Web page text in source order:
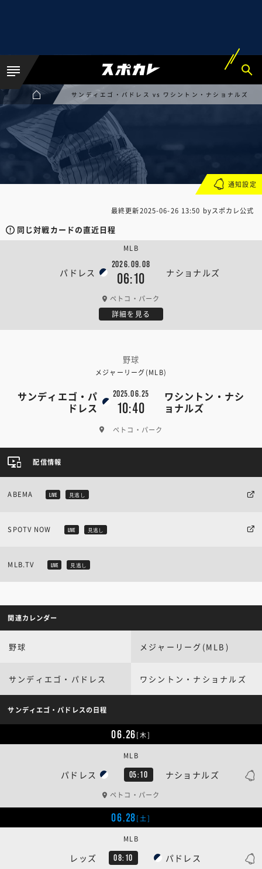
サンディエゴ・パドレス vs ワシントン・ナショナルズ
最終更新2025-06-26 13:50 byスポカレ公式
同じ対戦カードの直近日程
パドレス
2026.09.08
06:10 ナショナルズ
MLB
ペトコ・パーク
詳細を見る
野球
メジャーリーグ(MLB)
サンディエゴ・パ
ドレス
2025.06.25
10:40
ワシントン・ナシ
ョナルズ
ペトコ・パーク
通知設定
配信情報
ABEMA LIVE 見逃し
SPOTV NOW LIVE 見逃し
MLB.TV LIVE 見逃し
関連カレンダー
野球 メジャーリーグ(MLB)
サンディエゴ・パドレス ワシントン・ナショナルズ
サンディエゴ・パドレスの日程
06.26[木]
パドレス 05:10 ナショナルズ
MLB
ペトコ・パーク
06.28[土]
レッズ 08:10 パドレス
MLB